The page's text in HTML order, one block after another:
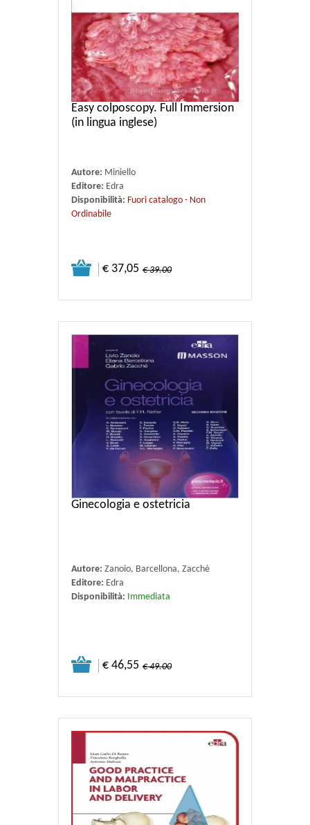
Easy colposcopy. Full Immersion
(in lingua inglese)
Autore: Miniello
Editore: Edra
Disponibilità: Fuori catalogo - Non
Ordinabile
€ 37,05 € 39.00
Ginecologia e ostetricia
Autore: Zanoio, Barcellona, Zacchè
Editore: Edra
Disponibilità: Immediata
€ 46,55 € 49.00